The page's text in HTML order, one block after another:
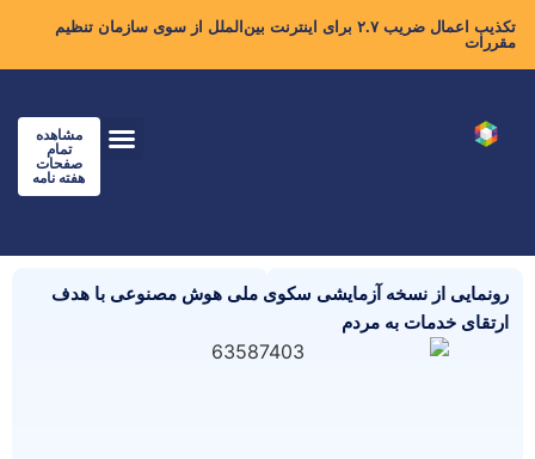
تکذیب اعمال ضریب ۲.۷ برای اینترنت بین‌الملل از سوی سازمان تنظیم
مقررات
مشاهده
تمام
صفحات
هفته نامه
رونمایی از نسخه آزمایشی سکوی ملی هوش مصنوعی با هدف
ارتقای خدمات به مردم